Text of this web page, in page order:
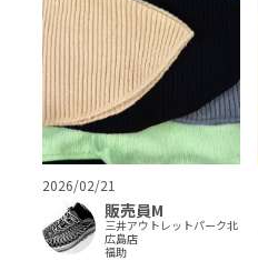
2026/02/21
販売員M
三井アウトレットパーク北
広島店
福助